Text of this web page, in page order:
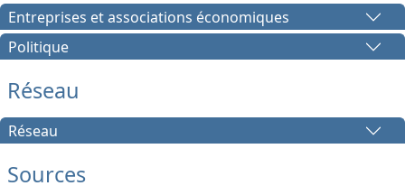
Entreprises et associations économiques
Politique
Réseau
Réseau
Sources